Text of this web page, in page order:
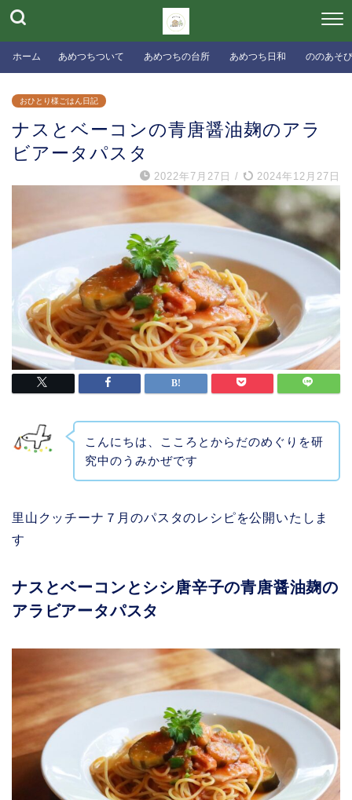
ホーム あめつちついて あめつちの台所 あめつち日和 ののあそ
おひとり様ごはん日記
ナスとベーコンの青唐醤油麹のアラ
ビアータパスタ
2022年7月27日 / 2024年12月27日
こんにちは、こころとからだのめぐりを研
究中のうみかぜです
里山クッチーナ７月のパスタのレシピを公開いたしま
す
ナスとベーコンとシシ唐辛子の青唐醤油麹の
アラビアータパスタ